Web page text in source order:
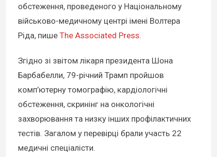
обстеження, проведеного у Національному
військово-медичному центрі імені Волтера
Ріда, пише The Associated Press.
Згідно зі звітом лікаря президента Шона
Барбабелли, 79-річний Трамп пройшов
комп’ютерну томографію, кардіологічні
обстеження, скринінг на онкологічні
захворювання та низку інших профілактичних
тестів. Загалом у перевірці брали участь 22
медичні спеціалісти.